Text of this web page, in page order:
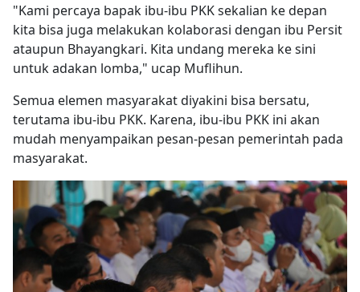
"Kami percaya bapak ibu-ibu PKK sekalian ke depan
kita bisa juga melakukan kolaborasi dengan ibu Persit
ataupun Bhayangkari. Kita undang mereka ke sini
untuk adakan lomba," ucap Muflihun.
Semua elemen masyarakat diyakini bisa bersatu,
terutama ibu-ibu PKK. Karena, ibu-ibu PKK ini akan
mudah menyampaikan pesan-pesan pemerintah pada
masyarakat.